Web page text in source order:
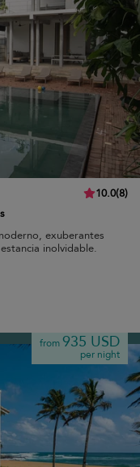
10.0(8)
exuberantes
inolvidable.
from 935 USD
per night